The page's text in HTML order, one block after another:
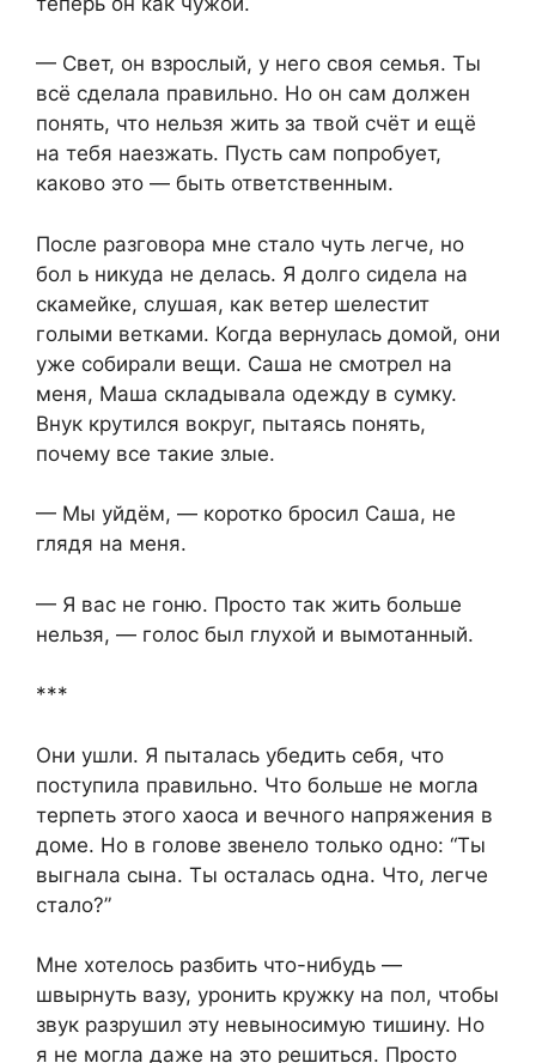
— Свет, он взрослый, у него своя семья. Ты
всё сделала правильно. Но он сам должен
понять, что нельзя жить за твой счёт и ещё
на тебя наезжать. Пусть сам попробует,
каково это — быть ответственным.
После разговора мне стало чуть легче, но
бол ь никуда не делась. Я долго сидела на
скамейке, слушая, как ветер шелестит
голыми ветками. Когда вернулась домой, они
уже собирали вещи. Саша не смотрел на
меня, Маша складывала одежду в сумку.
Внук крутился вокруг, пытаясь понять,
почему все такие злые.
— Мы уйдём, — коротко бросил Саша, не
глядя на меня.
— Я вас не гоню. Просто так жить больше
нельзя, — голос был глухой и вымотанный.
***
Они ушли. Я пыталась убедить себя, что
поступила правильно. Что больше не могла
терпеть этого хаоса и вечного напряжения в
доме. Но в голове звенело только одно: “Ты
выгнала сына. Ты осталась одна. Что, легче
стало?”
Мне хотелось разбить что-нибудь —
швырнуть вазу, уронить кружку на пол, чтобы
звук разрушил эту невыносимую тишину. Но
я не могла даже на это решиться. Просто